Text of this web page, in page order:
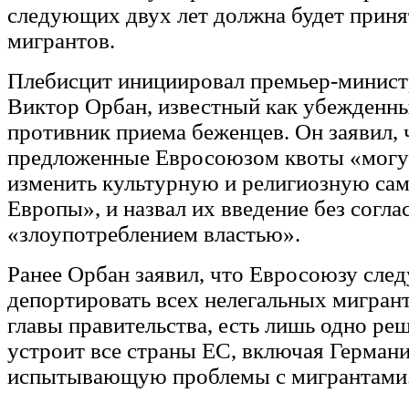
следующих двух лет должна будет
мигрантов.
Плебисцит инициировал премьер-
Виктор Орбан, известный как
противник приема беженцев. Он заявил,
предложенные Евросоюзом квоты
изменить культурную и религиозную
Европы», и назвал их введение без
«злоупотреблением властью».
Ранее Орбан заявил, что Евросоюзу
депортировать всех нелегальных
главы правительства, есть лишь одно
устроит все страны ЕС, включая
испытывающую проблемы с